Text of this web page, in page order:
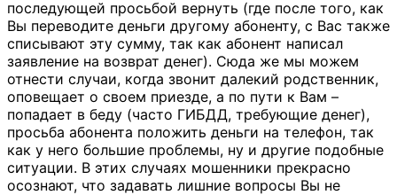
последующей просьбой вернуть (где после того, как
Вы переводите деньги другому абоненту, с Вас также
списывают эту сумму, так как абонент написал
заявление на возврат денег). Сюда же мы можем
отнести случаи, когда звонит далекий родственник,
оповещает о своем приезде, а по пути к Вам –
попадает в беду (часто ГИБДД, требующие денег),
просьба абонента положить деньги на телефон, так
как у него большие проблемы, ну и другие подобные
ситуации. В этих случаях мошенники прекрасно
осознают, что задавать лишние вопросы Вы не